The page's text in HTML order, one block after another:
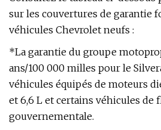
sur les couvertures de garantie
véhicules Chevrolet neufs :
*La garantie du groupe
ans/100 000 milles pour le
véhicules équipés de moteurs
et 6,6 L et certains véhicules de
gouvernementale.